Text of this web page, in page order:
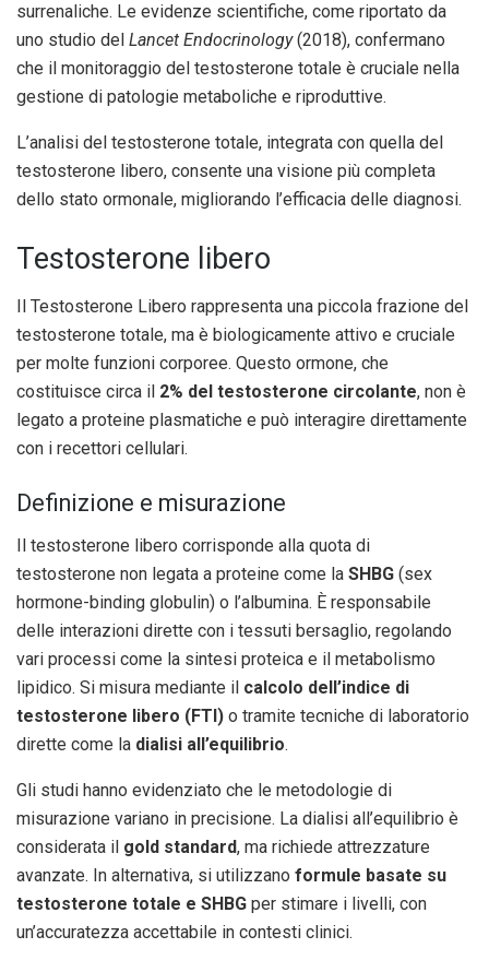
surrenaliche. Le evidenze scientifiche, come riportato da
uno studio del Lancet Endocrinology(2018), confermano
che il monitoraggio del testosterone totale è cruciale nella
gestione di patologie metaboliche e riproduttive.
L’analisi del testosterone totale, integrata con quella del
testosterone libero, consente una visione più completa
dello stato ormonale, migliorando l’efficacia delle diagnosi.
Testosterone libero
Il Testosterone Libero rappresenta una piccola frazione del
testosterone totale, ma è biologicamente attivo e cruciale
per molte funzioni corporee. Questo ormone, che
costituisce circa il 2% del testosterone circolante, non è
legato a proteine plasmatiche e può interagire direttamente
con i recettori cellulari.
Definizione e misurazione
Il testosterone libero corrisponde alla quota di
testosterone non legata a proteine come la SHBG (sex
hormone-binding globulin) o l’albumina. È responsabile
delle interazioni dirette con i tessuti bersaglio, regolando
vari processi come la sintesi proteica e il metabolismo
lipidico. Si misura mediante il calcolo dell’indice di
testosterone libero (FTI) o tramite tecniche di laboratorio
dirette come la dialisi all’equilibrio.
Gli studi hanno evidenziato che le metodologie di
misurazione variano in precisione. La dialisi all’equilibrio è
considerata il gold standard, ma richiede attrezzature
avanzate. In alternativa, si utilizzano formule basate su
testosterone totale e SHBG per stimare i livelli, con
un’accuratezza accettabile in contesti clinici.